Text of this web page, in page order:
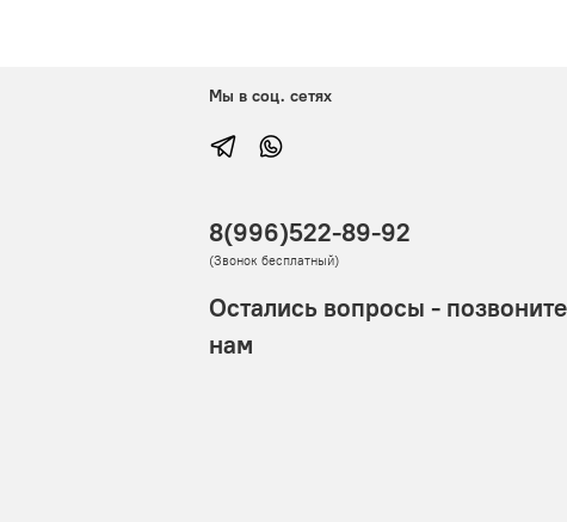
Мы в соц. сетях
8(996)522-89-92
(Звонок бесплатный)
Остались вопросы - позвоните
нам